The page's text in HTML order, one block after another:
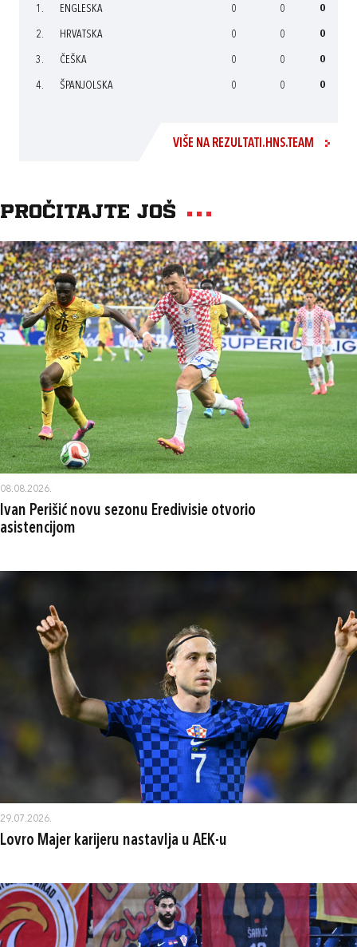
1. ENGLESKA 0 0 0
2. HRVATSKA 0 0 0
3. ČEŠKA 0 0 0
4. ŠPANJOLSKA 0 0 0
VIŠE NA REZULTATI.HNS.TEAM
Pročitajte još
08.08.2026.
Ivan Perišić novu sezonu Eredivisie otvorio
asistencijom
29.07.2026.
Lovro Majer karijeru nastavlja u AEK-u